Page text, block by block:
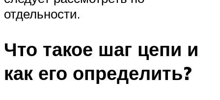
отдельности.
Что такое шаг цепи и
как его определить?